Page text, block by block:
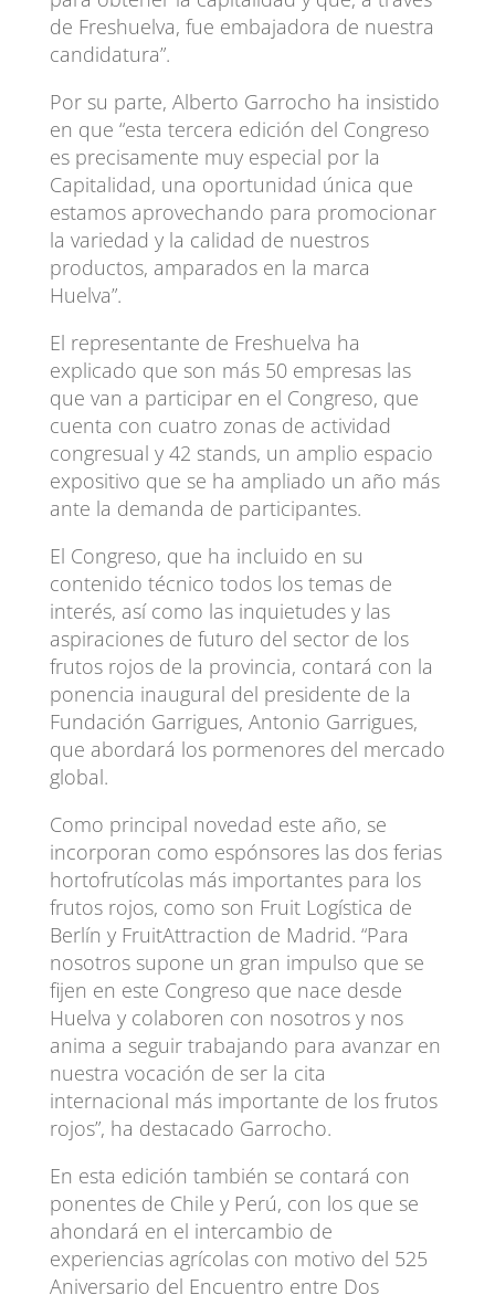
de Freshuelva, fue embajadora de nuestra
candidatura”.
Por su parte, Alberto Garrocho ha insistido
en que “esta tercera edición del Congreso
es precisamente muy especial por la
Capitalidad, una oportunidad única que
estamos aprovechando para promocionar
la variedad y la calidad de nuestros
productos, amparados en la marca
Huelva”.
El representante de Freshuelva ha
explicado que son más 50 empresas las
que van a participar en el Congreso, que
cuenta con cuatro zonas de actividad
congresual y 42 stands, un amplio espacio
expositivo que se ha ampliado un año más
ante la demanda de participantes.
El Congreso, que ha incluido en su
contenido técnico todos los temas de
interés, así como las inquietudes y las
aspiraciones de futuro del sector de los
frutos rojos de la provincia, contará con la
ponencia inaugural del presidente de la
Fundación Garrigues, Antonio Garrigues,
que abordará los pormenores del mercado
global.
Como principal novedad este año, se
incorporan como espónsores las dos ferias
hortofrutícolas más importantes para los
frutos rojos, como son Fruit Logística de
Berlín y FruitAttraction de Madrid. “Para
nosotros supone un gran impulso que se
fijen en este Congreso que nace desde
Huelva y colaboren con nosotros y nos
anima a seguir trabajando para avanzar en
nuestra vocación de ser la cita
internacional más importante de los frutos
rojos”, ha destacado Garrocho.
En esta edición también se contará con
ponentes de Chile y Perú, con los que se
ahondará en el intercambio de
experiencias agrícolas con motivo del 525
Aniversario del Encuentro entre Dos